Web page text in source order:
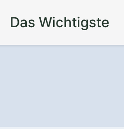
Das Wichtigste